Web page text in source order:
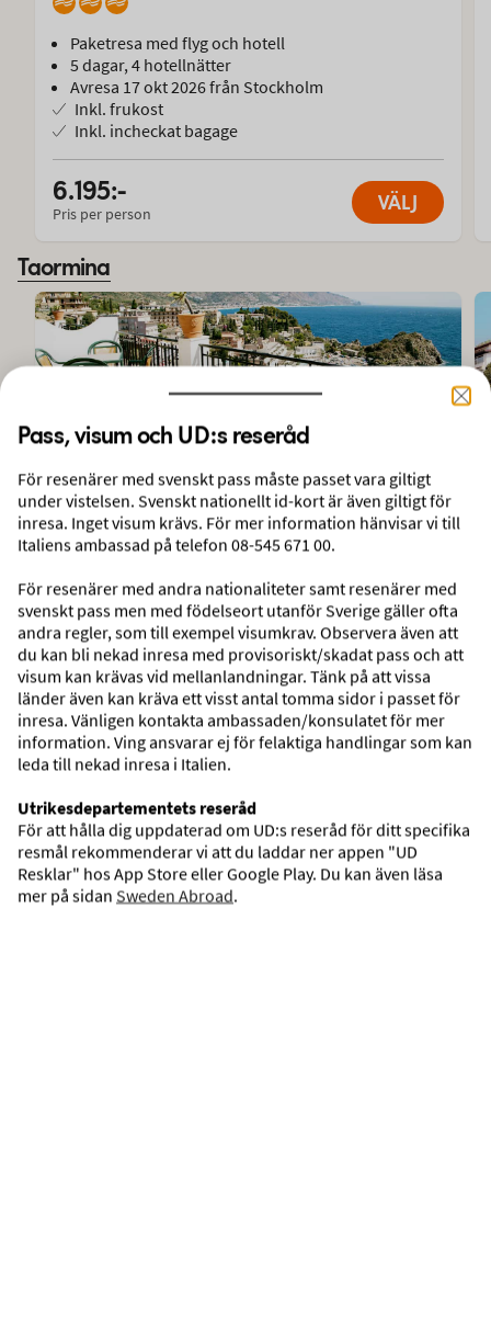
Paketresa med flyg och hotell
5 dagar, 4 hotellnätter
Avresa 17 okt 2026 från Stockholm
Inkl. frukost
Inkl. incheckat bagage
6.195:-
Pris per person VÄLJ
Taormina
Villa Bianca Resort
Taormina, Sicilien, Italien
Paketresa med flyg och hotell
5 dagar, 4 hotellnätter
Avresa 29 aug 2026 från Stockholm
Inkl. frukost
Inkl. incheckat bagage
5.995:-
Fler resor till Sicilien
Pass, visum och UD:s reseråd
För resenärer med svenskt pass måste passet vara giltigt
under vistelsen. Svenskt nationellt id-kort är även giltigt för
inresa. Inget visum krävs. För mer information hänvisar vi till
Italiens ambassad på telefon 08-545 671 00.
För resenärer med andra nationaliteter samt resenärer med
svenskt pass men med födelseort utanför Sverige gäller ofta
andra regler, som till exempel visumkrav. Observera även att
du kan bli nekad inresa med provisoriskt/skadat pass och att
visum kan krävas vid mellanlandningar. Tänk på att vissa
länder även kan kräva ett visst antal tomma sidor i passet för
inresa. Vänligen kontakta ambassaden/konsulatet för mer
information. Ving ansvarar ej för felaktiga handlingar som kan
leda till nekad inresa i Italien.
Utrikesdepartementets reseråd
För att hålla dig uppdaterad om UD:s reseråd för ditt specifika
resmål rekommenderar vi att du laddar ner appen "UD
Resklar" hos App Store eller Google Play. Du kan även läsa
mer på sidan Sweden Abroad.